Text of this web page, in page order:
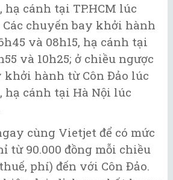
hạ cánh tại TP.HCM lúc
Các chuyến bay khởi hành
và 08h15, hạ cánh tại
và 10h25; ở chiều ngược
khởi hành từ Côn Đảo lúc
hạ cánh tại Hà Nội lúc
cùng Vietjet để có mức
từ 90.000 đồng mỗi chiều
phí) đến với Côn Đảo.